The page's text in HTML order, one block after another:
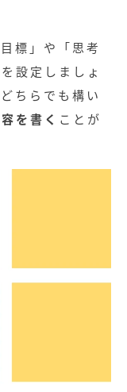
標」や「思考
設定しましょ
ちらでも構い
を書く ことが